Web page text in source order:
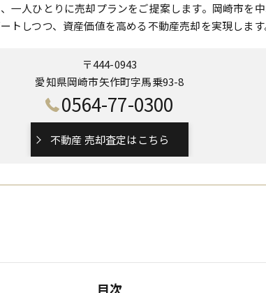
一人ひとりに売却プランをご提案します。岡崎市を
トしつつ、資産価値を高める不動産売却を実現しま
〒444-0943
愛知県岡崎市矢作町字馬乗93-8
0564-77-0300
不動産 売却査定はこちら
目次